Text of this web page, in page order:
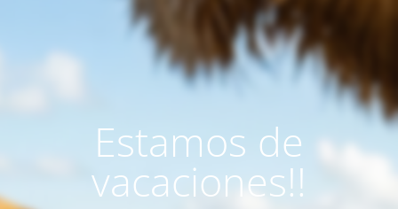
Estamos de
vacaciones!!